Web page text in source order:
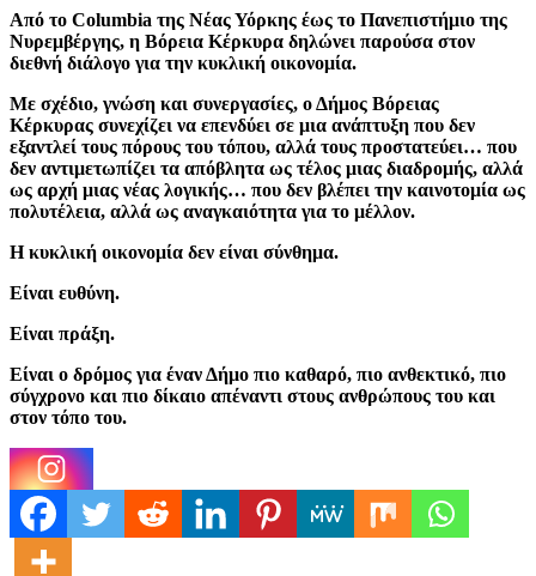
Από το Columbia της Νέας Υόρκης έως το Πανεπιστήμιο της
Νυρεμβέργης, η Βόρεια Κέρκυρα δηλώνει παρούσα στον
διεθνή διάλογο για την κυκλική οικονομία.
Με σχέδιο, γνώση και συνεργασίες, ο Δήμος Βόρειας
Κέρκυρας συνεχίζει να επενδύει σε μια ανάπτυξη που δεν
εξαντλεί τους πόρους του τόπου, αλλά τους προστατεύει… που
δεν αντιμετωπίζει τα απόβλητα ως τέλος μιας διαδρομής, αλλά
ως αρχή μιας νέας λογικής… που δεν βλέπει την καινοτομία ως
πολυτέλεια, αλλά ως αναγκαιότητα για το μέλλον.
Η κυκλική οικονομία δεν είναι σύνθημα.
Είναι ευθύνη.
Είναι πράξη.
Είναι ο δρόμος για έναν Δήμο πιο καθαρό, πιο ανθεκτικό, πιο
σύγχρονο και πιο δίκαιο απέναντι στους ανθρώπους του και
στον τόπο του.